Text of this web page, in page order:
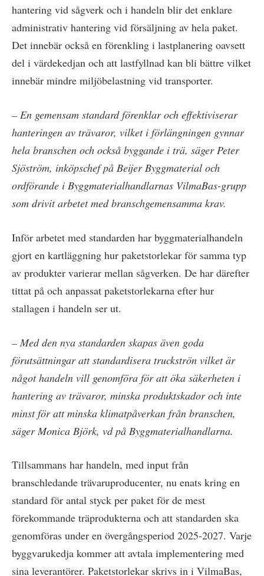
hantering vid sågverk och i handeln blir det enklare
administrativ hantering vid försäljning av hela paket.
Det innebär också en förenkling i lastplanering oavsett
del i värdekedjan och att lastfyllnad kan bli bättre vilket
innebär mindre miljöbelastning vid transporter.
– En gemensam standard förenklar och effektiviserar
hanteringen av trävaror, vilket i förlängningen gynnar
hela branschen och också byggande i trä, säger Peter
Sjöström, inköpschef på Beijer Byggmaterial och
ordförande i Byggmaterialhandlarnas VilmaBas-grupp
som drivit arbetet med branschgemensamma krav.
Inför arbetet med standarden har byggmaterialhandeln
gjort en kartläggning hur paketstorlekar för samma typ
av produkter varierar mellan sågverken. De har därefter
tittat på och anpassat paketstorlekarna efter hur
stallagen i handeln ser ut.
– Med den nya standarden skapas även goda
förutsättningar att standardisera truckströn vilket är
något handeln vill genomföra för att öka säkerheten i
hantering av trävaror, minska produktskador och inte
minst för att minska klimatpåverkan från branschen,
säger Monica Björk, vd på Byggmaterialhandlarna.
Tillsammans har handeln, med input från
branschledande trävaruproducenter, nu enats kring en
standard för antal styck per paket för de mest
förekommande träprodukterna och att standarden ska
genomföras under en övergångsperiod 2025-2027. Varje
byggvarukedja kommer att avtala implementering med
sina leverantörer. Paketstorlekar skrivs in i VilmaBas,